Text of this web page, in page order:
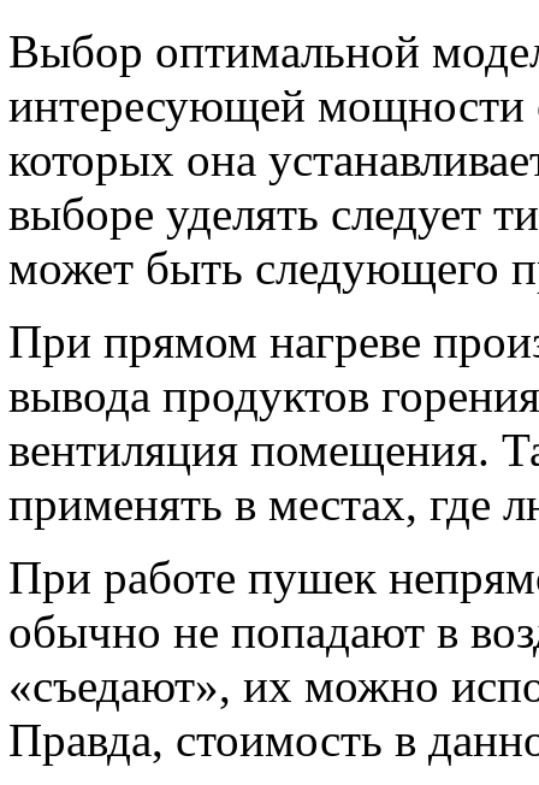
Выбор оптимальной
интересующей мощности
которых она
выборе уделять следует
может быть следующего
При прямом нагреве
вывода продуктов
вентиляция помещения.
применять в местах, где
При работе пушек
обычно не попадают в
«съедают», их можно
Правда, стоимость в